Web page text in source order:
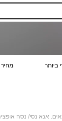
ביותר מחיר
אנא נסי/ נסה